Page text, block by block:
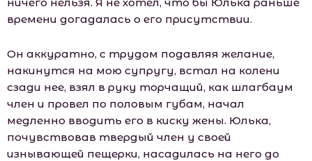
времени догадалась о его присутствии.
Он аккуратно, с трудом подавляя желание,
накинутся на мою супругу, встал на колени
сзади нее, взял в руку торчащий, как шлагбаум
член и провел по половым губам, начал
медленно вводить его в киску жены. Юлька,
почувствовав твердый член у своей
изнывающей пещерки, насадилась на него до